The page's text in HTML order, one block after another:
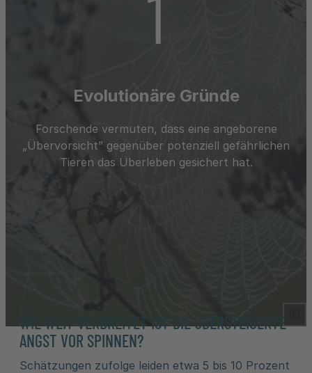
Evolutionäre Gründe
Forschende vermuten, dass eine angeborene
„Übervorsicht” gegenüber potenziell gefährlichen
Tieren das Überleben gesichert hat.
WIE WEIT VERBREITET IST DIE ÜBERSTEIGERTE
ANGST VOR SPINNEN?
Schätzungen zufolge leiden etwa 5 bis 10 Prozent